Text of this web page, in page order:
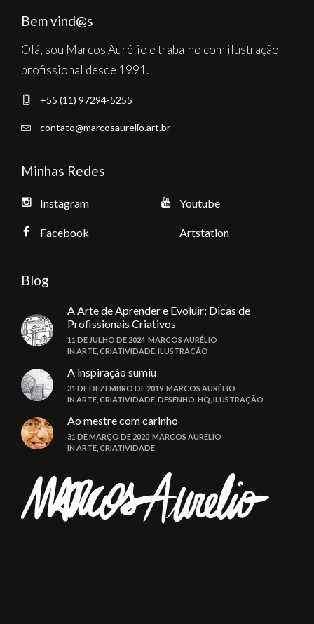
Bem vind@s
Olá, sou Marcos Aurélio e trabalho com ilustração
profissional desde 1991.
+55 (11) 97294-5255
contato@marcosaurelio.art.br
Minhas Redes
Instagram
Facebook
Youtube
Artstation
Blog
A Arte de Aprender e Evoluir: Dicas de
Profissionais Criativos
11 DE JULHO DE 2024 MARCOS AURÉLIO
IN ARTE CRIATIVIDADE ILUSTRAÇÃO
A inspiração sumiu
31 DE DEZEMBRO DE 2019 MARCOS AURÉLIO
IN ARTE CRIATIVIDADE DESENHO HQ ILUSTRAÇÃO
Ao mestre com carinho
31 DE MARÇO DE 2020 MARCOS AURÉLIO
IN ARTE CRIATIVIDADE